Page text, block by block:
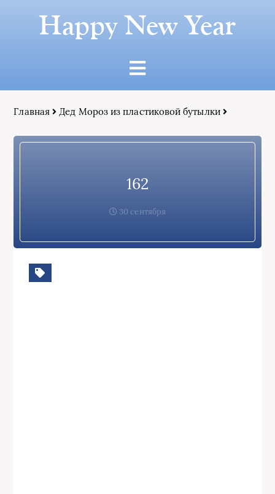
Happy New Year
Главная Дед Мороз из пластиковой бутылки
162
30 сентября